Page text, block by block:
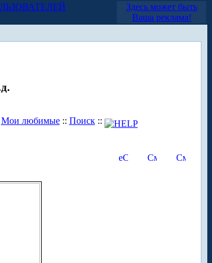
Здесь может быть
Ваша реклама!
Мои любимые:: Поиск::